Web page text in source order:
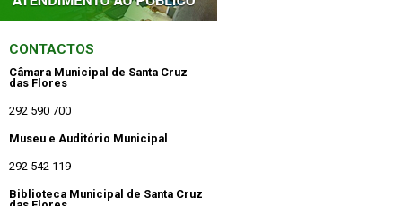
CONTACTOS
Câmara Municipal de Santa Cruz
das Flores
292 590 700
Museu e Auditório Municipal
292 542 119
Biblioteca Municipal de Santa Cruz